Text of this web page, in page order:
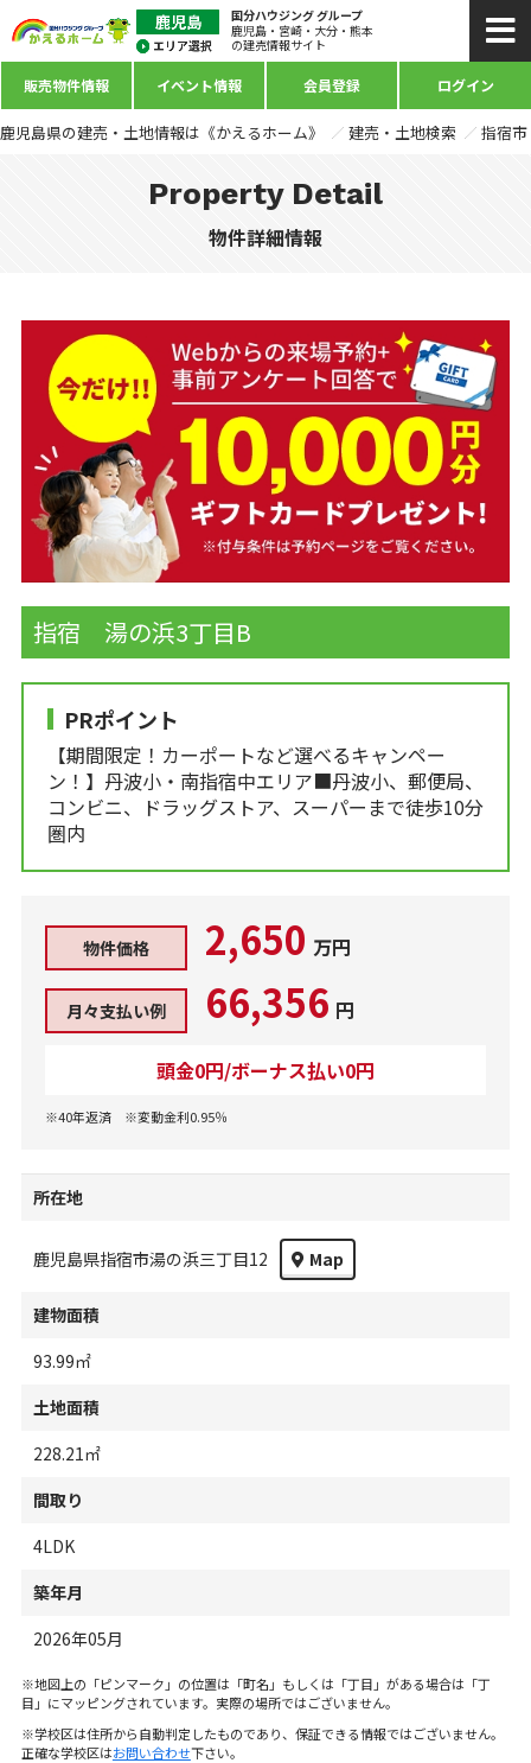
国分ハウジング グループ
鹿児島・宮崎・大分・熊本
の建売情報サイト
販売物件情報 イベント情報 会員登録 ログイン
鹿児島県の建売・土地情報は《かえるホーム》 建売・土地検索 指宿市
Property Detail
物件詳細情報
指宿 湯の浜3丁目B
PRポイント
【期間限定！カーポートなど選べるキャンペー
ン！】丹波小・南指宿中エリア■丹波小、郵便局、
コンビニ、ドラッグストア、スーパーまで徒歩10分
圏内
物件価格 2,650 万円
月々支払い例 66,356 円
頭金0円/ボーナス払い0円
※40年返済 ※変動金利0.95％
所在地
鹿児島県指宿市湯の浜三丁目12 Map
建物面積
93.99㎡
土地面積
228.21㎡
間取り
4LDK
築年月
2026年05月
※地図上の「ピンマーク」の位置は「町名」もしくは「丁目」がある場合は「丁
目」にマッピングされています。実際の場所ではございません。
※学校区は住所から自動判定したものであり、保証できる情報ではございません。
正確な学校区はお問い合わせ下さい。